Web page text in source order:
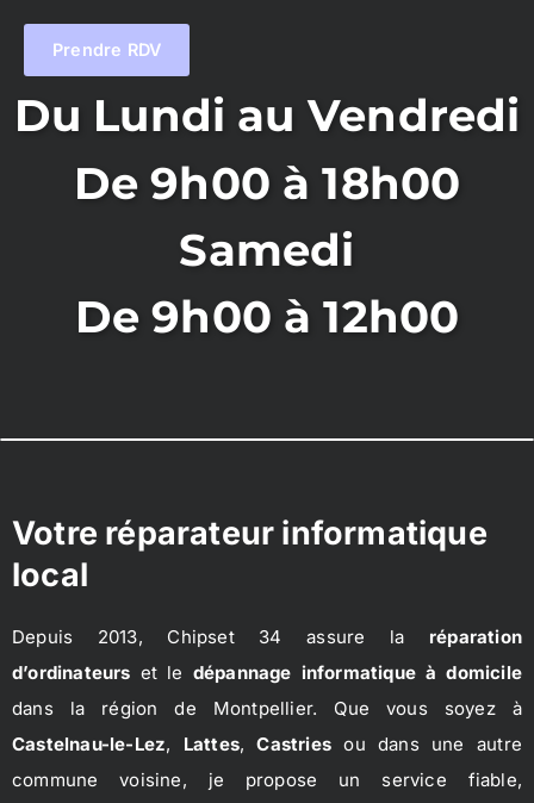
Prendre RDV
Du Lundi au Vendredi
De 9h00 à 18h00
Samedi
De 9h00 à 12h00
Votre réparateur informatique
local
Depuis 2013, Chipset 34 assure la réparation
d’ordinateurs et le dépannage informatique à domicile
dans la région de Montpellier. Que vous soyez à
Castelnau-le-Lez, Lattes,Castries ou dans une autre
commune voisine, je propose un service fiable,